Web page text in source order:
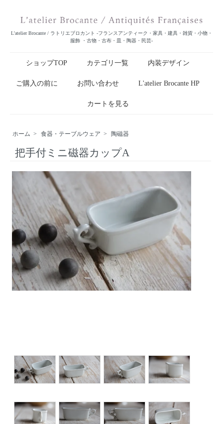
L'atelier Brocante / ラトリエブロカント -フランスアンティーク・家具・建具・雑貨・小物・
服飾 ・古物・古布・皿・陶器・民芸-
ショップTOP カテゴリ一覧 内装デザイン
ご購入の前に お問い合わせ L'atelier Brocante HP
カートを見る
ホーム > 食器・テーブルウェア > 陶磁器
把手付ミニ磁器カップA